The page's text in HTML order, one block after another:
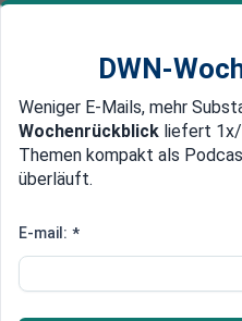
Newsticker MEIN DWN:
Edelmetalle DWN-
Özdemir fordert Sanktionen
Kapitalflucht:
DWN-
Weniger E-Mails, mehr
Wochenrückblick liefert
Themen kompakt als
überläuft.
E-mail: *